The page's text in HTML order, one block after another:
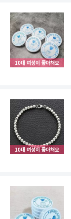
10대 여성이 좋아해요
10대 여성이 좋아해요